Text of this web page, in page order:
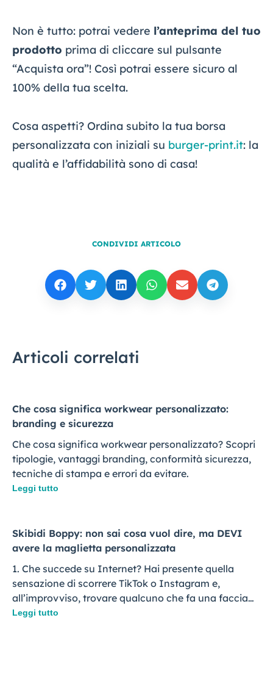
Non è tutto: potrai vedere l’anteprima del tuo
prodotto prima di cliccare sul pulsante
“Acquista ora”! Così potrai essere sicuro al
100% della tua scelta.
Cosa aspetti? Ordina subito la tua borsa
personalizzata con iniziali su burger-print.it: la
qualità e l’affidabilità sono di casa!
CONDIVIDI ARTICOLO
Articoli correlati
Che cosa significa workwear personalizzato:
branding e sicurezza
Che cosa significa workwear personalizzato? Scopri
tipologie, vantaggi branding, conformità sicurezza,
tecniche di stampa e errori da evitare.
Leggi tutto
Skibidi Boppy: non sai cosa vuol dire, ma DEVI
avere la maglietta personalizzata
1. Che succede su Internet? Hai presente quella
sensazione di scorrere TikTok o Instagram e,
all’improvviso, trovare qualcuno che fa una faccia…
Leggi tutto